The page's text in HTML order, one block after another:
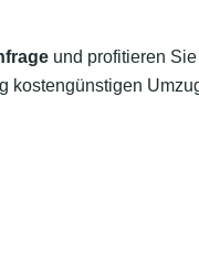
und profitieren
kostengünstigen